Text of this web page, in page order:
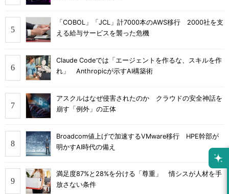
「COBOL」「JCL」計7000本のAWS移行 2000社を支
える給与サービスを襲った危機
Claude Codeでは「エージェントを作るな、スキルを作
れ」 Anthropicが示すAI構築術
アスクルはなぜ侵害されたのか クラウドの安全神話を
崩す「例外」の正体
Broadcom値上げで加速するVMware移行 HPE幹部が
明かすAI時代の備え
満足度87%と28%を分ける「尊重」 情シスが人材を手
放さない条件